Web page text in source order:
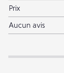
Prix
Aucun avis